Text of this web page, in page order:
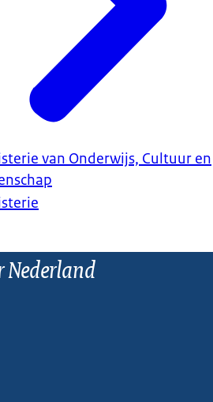
van Onderwijs, Cultuur en
Nederland